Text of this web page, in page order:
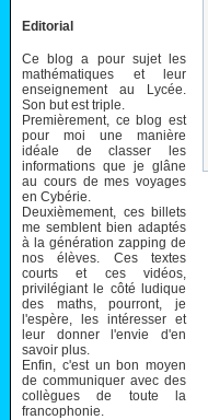
Editorial
Ce blog a pour sujet les
mathématiques et leur
enseignement au Lycée.
Son but est triple.
Premièrement, ce blog est
pour moi une manière
idéale de classer les
informations que je glâne
au cours de mes voyages
en Cybérie.
Deuxièmement, ces billets
me semblent bien adaptés
à la génération zapping de
nos élèves. Ces textes
courts et ces vidéos,
privilégiant le côté ludique
des maths, pourront, je
l'espère, les intéresser et
leur donner l'envie d'en
savoir plus.
Enfin, c'est un bon moyen
de communiquer avec des
collègues de toute la
francophonie.